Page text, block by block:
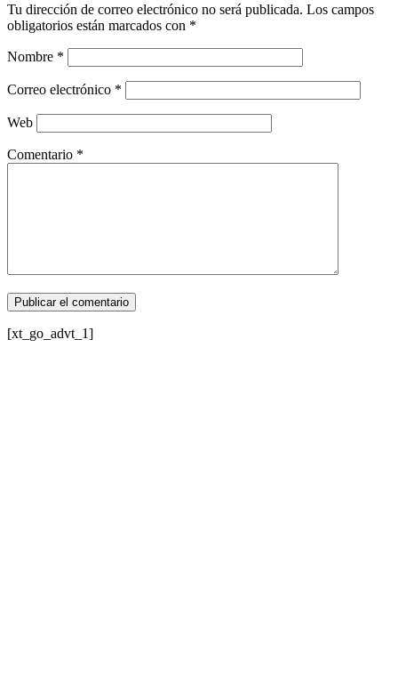
Tu dirección de correo electrónico no será publicada. Los campos
obligatorios están marcados con *
Nombre *
Correo electrónico *
Web
Comentario *
[xt_go_advt_1]